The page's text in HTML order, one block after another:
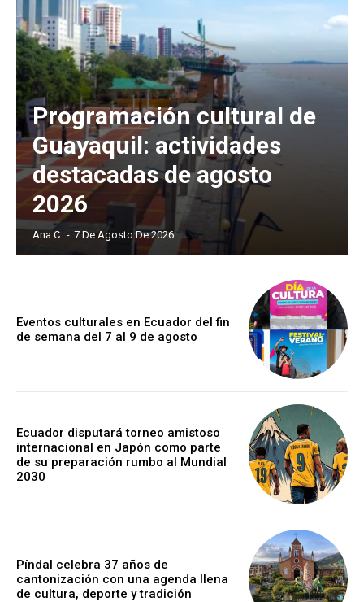
Programación cultural de
Guayaquil: actividades
destacadas de agosto
2026
Ana C. - 7 De Agosto De 2026
Eventos culturales en Ecuador del fin
de semana del 7 al 9 de agosto
Ecuador disputará torneo amistoso
internacional en Japón como parte
de su preparación rumbo al Mundial
2030
Píndal celebra 37 años de
cantonización con una agenda llena
de cultura, deporte y tradición